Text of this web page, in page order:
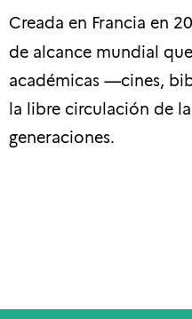
Creada en Francia en
de alcance mundial
académicas —cines,
la libre circulación de
generaciones.